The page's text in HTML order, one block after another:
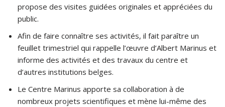
propose des visites guidées originales et appréciées du
public.
Afin de faire connaître ses activités, il fait paraître un
feuillet trimestriel qui rappelle l’œuvre d’Albert Marinus et
informe des activités et des travaux du centre et
d’autres institutions belges.
Le Centre Marinus apporte sa collaboration à de
nombreux projets scientifiques et mène lui-même des